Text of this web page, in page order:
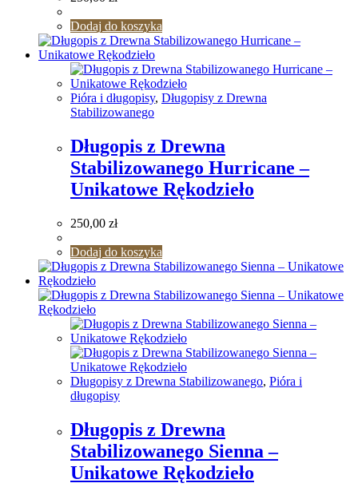
Dodaj do koszyka
Pióra i długopisy, Długopisy z Drewna
Stabilizowanego
Długopis z Drewna
Stabilizowanego Hurricane –
Unikatowe Rękodzieło
250,00 zł
Dodaj do koszyka
Długopisy z Drewna Stabilizowanego, Pióra i
długopisy
Długopis z Drewna
Stabilizowanego Sienna –
Unikatowe Rękodzieło